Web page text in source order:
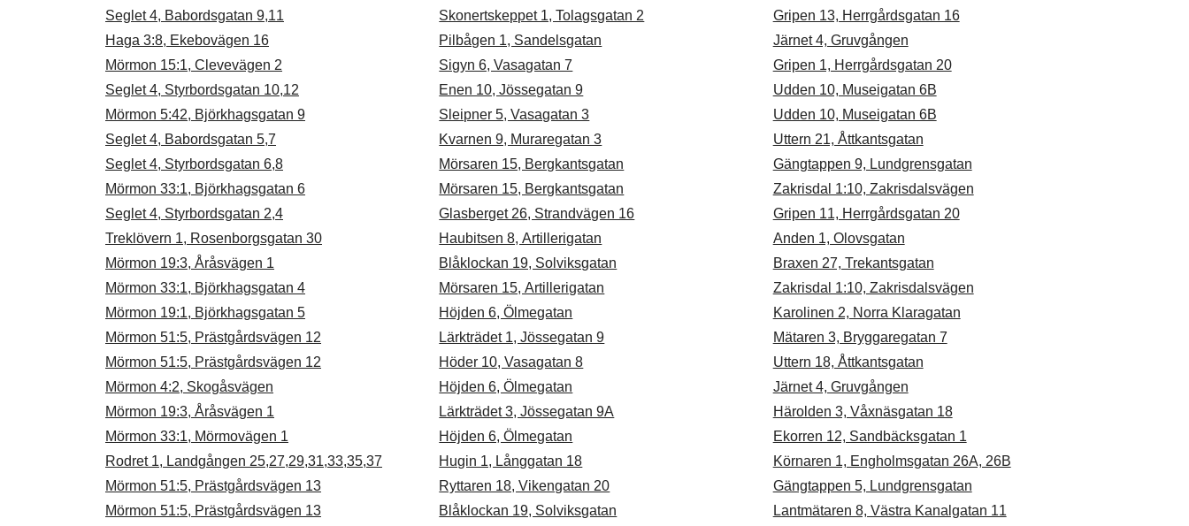
Seglet 4, Babordsgatan 9,11
Haga 3:8, Ekebovägen 16
Mörmon 15:1, Clevevägen 2
Seglet 4, Styrbordsgatan 10,12
Mörmon 5:42, Björkhagsgatan 9
Seglet 4, Babordsgatan 5,7
Seglet 4, Styrbordsgatan 6,8
Mörmon 33:1, Björkhagsgatan 6
Seglet 4, Styrbordsgatan 2,4
Treklövern 1, Rosenborgsgatan 30
Mörmon 19:3, Åråsvägen 1
Mörmon 33:1, Björkhagsgatan 4
Mörmon 19:1, Björkhagsgatan 5
Mörmon 51:5, Prästgårdsvägen 12
Mörmon 51:5, Prästgårdsvägen 12
Mörmon 4:2, Skogåsvägen
Mörmon 19:3, Åråsvägen 1
Mörmon 33:1, Mörmovägen 1
Rodret 1, Landgången 25,27,29,31,33,35,37
Mörmon 51:5, Prästgårdsvägen 13
Mörmon 51:5, Prästgårdsvägen 13
Skonertskeppet 1, Tolagsgatan 2
Pilbågen 1, Sandelsgatan
Sigyn 6, Vasagatan 7
Enen 10, Jössegatan 9
Sleipner 5, Vasagatan 3
Kvarnen 9, Muraregatan 3
Mörsaren 15, Bergkantsgatan
Mörsaren 15, Bergkantsgatan
Glasberget 26, Strandvägen 16
Haubitsen 8, Artillerigatan
Blåklockan 19, Solviksgatan
Mörsaren 15, Artillerigatan
Höjden 6, Ölmegatan
Lärkträdet 1, Jössegatan 9
Höder 10, Vasagatan 8
Höjden 6, Ölmegatan
Lärkträdet 3, Jössegatan 9A
Höjden 6, Ölmegatan
Hugin 1, Långgatan 18
Ryttaren 18, Vikengatan 20
Blåklockan 19, Solviksgatan
Gripen 13, Herrgårdsgatan 16
Järnet 4, Gruvgången
Gripen 1, Herrgårdsgatan 20
Udden 10, Museigatan 6B
Udden 10, Museigatan 6B
Uttern 21, Åttkantsgatan
Gängtappen 9, Lundgrensgatan
Zakrisdal 1:10, Zakrisdalsvägen
Gripen 11, Herrgårdsgatan 20
Anden 1, Olovsgatan
Braxen 27, Trekantsgatan
Zakrisdal 1:10, Zakrisdalsvägen
Karolinen 2, Norra Klaragatan
Mätaren 3, Bryggaregatan 7
Uttern 18, Åttkantsgatan
Järnet 4, Gruvgången
Härolden 3, Våxnäsgatan 18
Ekorren 12, Sandbäcksgatan 1
Körnaren 1, Engholmsgatan 26A, 26B
Gängtappen 5, Lundgrensgatan
Lantmätaren 8, Västra Kanalgatan 11